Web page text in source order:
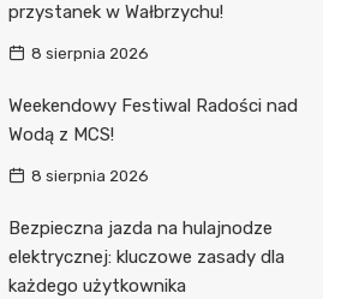
przystanek w Wałbrzychu!
8 sierpnia 2026
Weekendowy Festiwal Radości nad
Wodą z MCS!
8 sierpnia 2026
Bezpieczna jazda na hulajnodze
elektrycznej: kluczowe zasady dla
każdego użytkownika